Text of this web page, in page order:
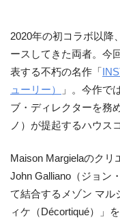
2020年の初コラボ以降
ースしてきた両者。今
表する不朽の名作「
ューリー）
」。今作で
ブ・ディレクターを務
ノ）が提起するハウス
Maison Margielaのクリ
John Galliano（ジョン
て結合するメゾン マル
ィケ（Décortiqué）」